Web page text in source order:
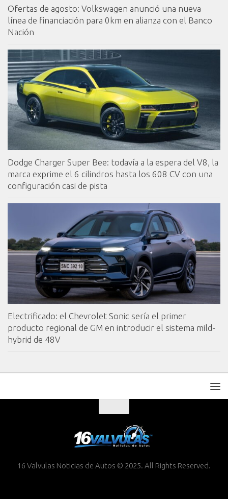
Ofertas de agosto: Volkswagen anunció una nueva
línea de financiación para 0km en alianza con el Banco
Nación
Dodge Charger Super Bee: todavía a la espera del V8, la
marca exprime el 6 cilindros hasta los 608 CV con una
configuración casi de pista
Electrificado: el Chevrolet Sonic sería el primer
producto regional de GM en introducir el sistema mild-
hybrid de 48V
16 Valvulas Noticias de Autos © 2025. All Rights Reserved.